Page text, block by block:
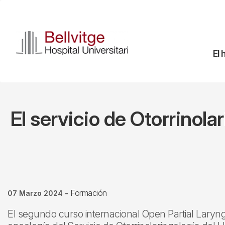
contenido
principal
El
El servicio de
07 Marzo 2024 - Formación
El segundo curso internacional Open Partial